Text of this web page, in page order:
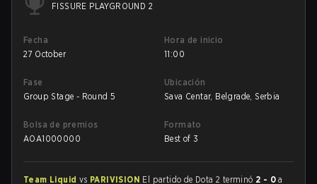
FISSURE PLAYGROUND 2
Fecha
27 October
Hora de inicio
11:00
Fase
Group Stage - Round 5
Ubicación
Sava Centar, Belgrade, Serbia
Bolsa de premios
AOA1000000
Formato
Best of 3
Team Liquid vs PARIVISION El partido de Dota 2 terminó 2 - 0 a